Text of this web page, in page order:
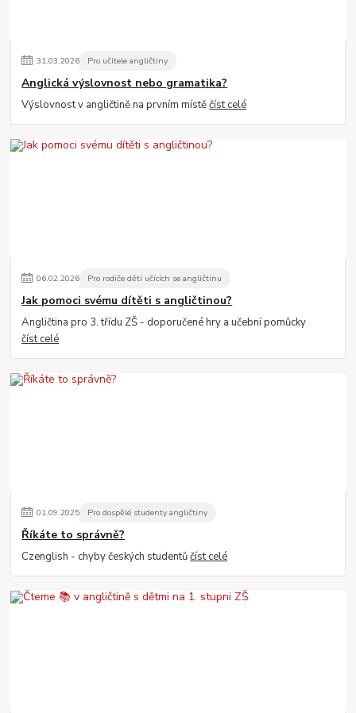
31.03.2026 Pro učitele angličtiny
Anglická výslovnost nebo gramatika?
Výslovnost v angličtině na prvním místěčíst celé
06.02.2026 Pro rodiče dětí učících se angličtinu
Jak pomoci svému dítěti s angličtinou?
Angličtina pro 3. třídu ZŠ - doporučené hry a učební pomůcky
číst celé
01.09.2025 Pro dospělé studenty angličtiny
Říkáte to správně?
Czenglish - chyby českých studentůčíst celé